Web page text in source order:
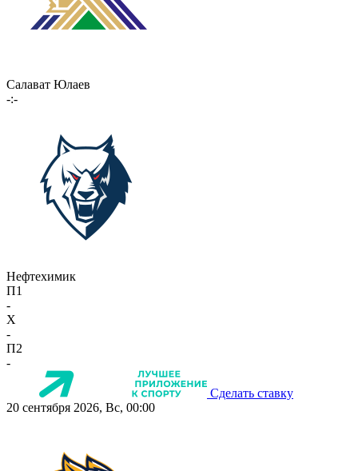
Салават Юлаев
-:-
Нефтехимик
П1
-
X
-
П2
-
Сделать ставку
20 сентября 2026, Вс, 00:00